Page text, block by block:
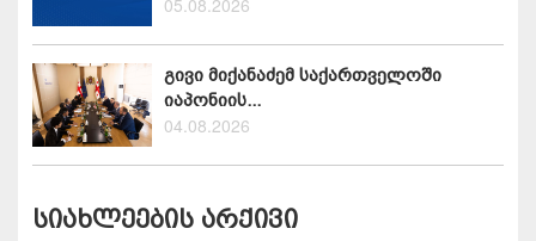
გივი მიქანაძემ საქართველოში
იაპონიის...
04.08.2026
სიახლეების არქივი